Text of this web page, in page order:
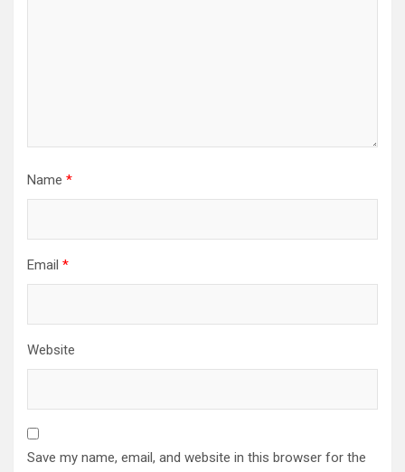
Name *
Email *
Website
Save my name, email, and website in this browser for the